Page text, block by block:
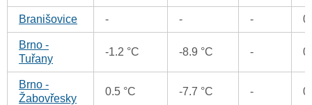
Branišovice - - - 0
Brno -
Tuřany
-1.2 °C -8.9 °C - 0
Brno -
Žabovřesky
0.5 °C -7.7 °C - 0